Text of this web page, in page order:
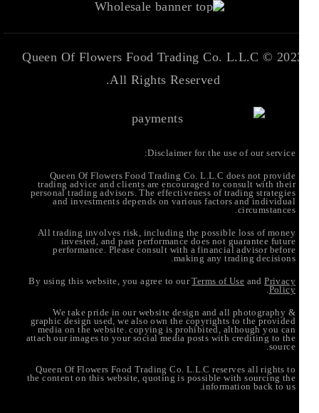
2023 ©
Queen Of Flowers Food Trading Co. L.L.C
All Rights Reserved.
Disclaimer for the use of our service:
Queen Of Flowers Food Trading Co. L.L.C does not provide
trading advice and clients are encouraged to consult with their
personal trading advisors. The effectiveness of trading strategies
and investments depends on various factors and individual
circumstances.
All trading involves risk, including the possible loss of money
invested, and past performance does not guarantee future
performance. Please consult with a financial advisor before
making any trading decisions.
By using this website, you agree to ourTerms of UseandPrivacy
Policy
.
We take pride in our website design and all photography &
graphic design used, we also own the copyrights to the provided
media on the website. copying is prohibited, although you can
attach our images to your social media posts with crediting to the
source.
Queen Of Flowers Food Trading Co. L.L.C reserves all rights to
the content on this website, quoting is possible with sourcing the
information back to us.